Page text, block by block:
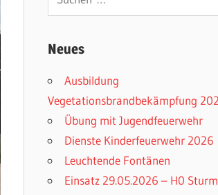
nach:
Neues
Ausbildung
Vegetationsbrandbekämpfung
Übung mit Jugendfeuerwehr
Dienste Kinderfeuerwehr 2026
Leuchtende Fontänen
Einsatz 29.05.2026 – H0